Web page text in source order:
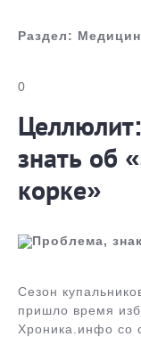
Раздел:
0
знать об
корке»
Проблема,
Сезон
пришло время
Хроника.инфо со